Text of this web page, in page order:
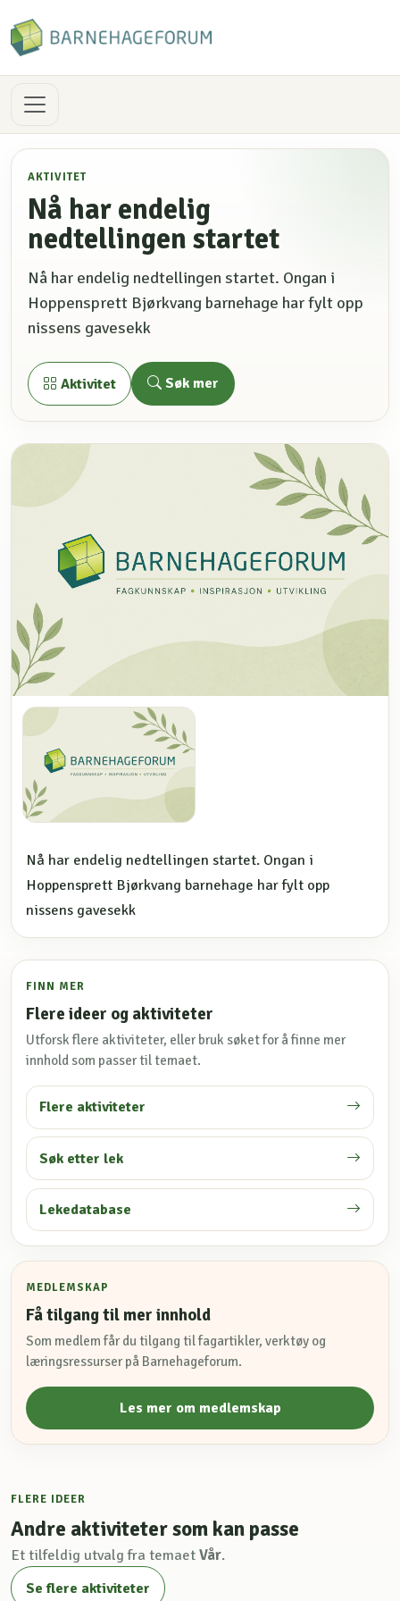
AKTIVITET
Nå har endelig
nedtellingen startet
Nå har endelig nedtellingen startet. Ongan i
Hoppensprett Bjørkvang barnehage har fylt opp
nissens gavesekk
Aktivitet Søk mer
Nå har endelig nedtellingen startet. Ongan i
Hoppensprett Bjørkvang barnehage har fylt opp
nissens gavesekk
FINN MER
Flere ideer og aktiviteter
Utforsk flere aktiviteter, eller bruk søket for å finne mer
innhold som passer til temaet.
Flere aktiviteter
Søk etter lek
Lekedatabase
MEDLEMSKAP
Få tilgang til mer innhold
Som medlem får du tilgang til fagartikler, verktøy og
læringsressurser på Barnehageforum.
Les mer om medlemskap
FLERE IDEER
Andre aktiviteter som kan passe
Et tilfeldig utvalg fra temaet Vår.
Se flere aktiviteter